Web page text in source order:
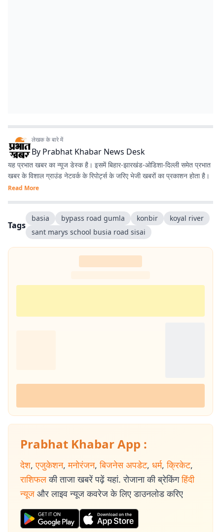
लेखक के बारे में
By Prabhat Khabar News Desk
यह प्रभात खबर का न्यूज डेस्क है। इसमें बिहार-झारखंड-ओडिशा-दिल्‍ली समेत प्रभात
खबर के विशाल ग्राउंड नेटवर्क के रिपोर्ट्स के जरिए भेजी खबरों का प्रकाशन होता है।
Read More
Tags
basia bypass road gumla konbir
koyal river
sant marys school busia road sisai
Prabhat Khabar App :
देश, एजुकेशन, मनोरंजन, बिजनेस अपडेट, धर्म, क्रिकेट,
राशिफल की ताजा खबरें पढ़ें यहां. रोजाना की ब्रेकिंग हिंदी
न्यूज और लाइव न्यूज कवरेज के लिए डाउनलोड करिए